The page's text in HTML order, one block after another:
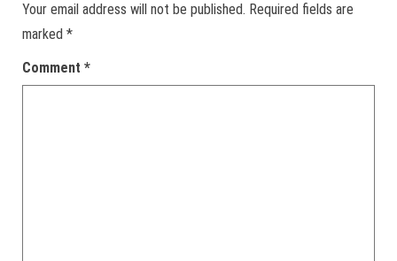
Your email address will not be published. Required fields are
marked *
Comment *